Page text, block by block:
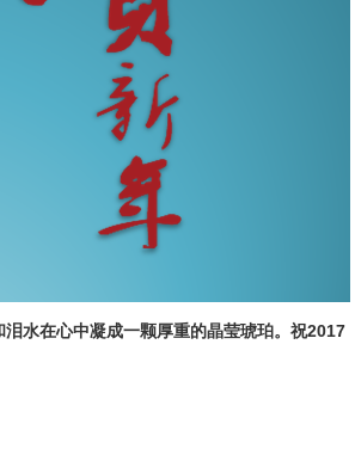
水在心中凝成一颗厚重的晶莹琥珀。祝2017